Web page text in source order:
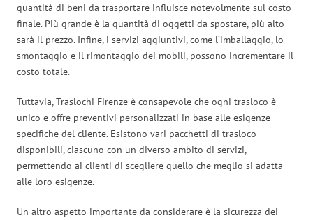
quantità di beni da trasportare influisce notevolmente sul costo
finale. Più grande è la quantità di oggetti da spostare, più alto
sarà il prezzo. Infine, i servizi aggiuntivi, come l’imballaggio, lo
smontaggio e il rimontaggio dei mobili, possono incrementare il
costo totale.
Tuttavia, Traslochi Firenze è consapevole che ogni trasloco è
unico e offre preventivi personalizzati in base alle esigenze
specifiche del cliente. Esistono vari pacchetti di trasloco
disponibili, ciascuno con un diverso ambito di servizi,
permettendo ai clienti di scegliere quello che meglio si adatta
alle loro esigenze.
Un altro aspetto importante da considerare è la sicurezza dei